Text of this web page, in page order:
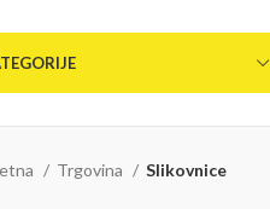
Trgovina Slikovnice